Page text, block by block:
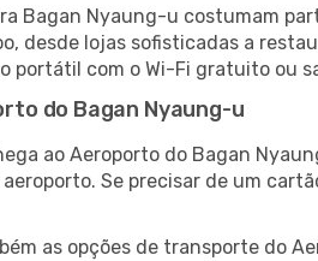
Bagan Nyaung-u costumam
desde lojas sofisticadas a
portátil com o Wi-Fi gratuito ou
do Bagan Nyaung-u
ao Aeroporto do Bagan
Se precisar de um
as opções de transporte do